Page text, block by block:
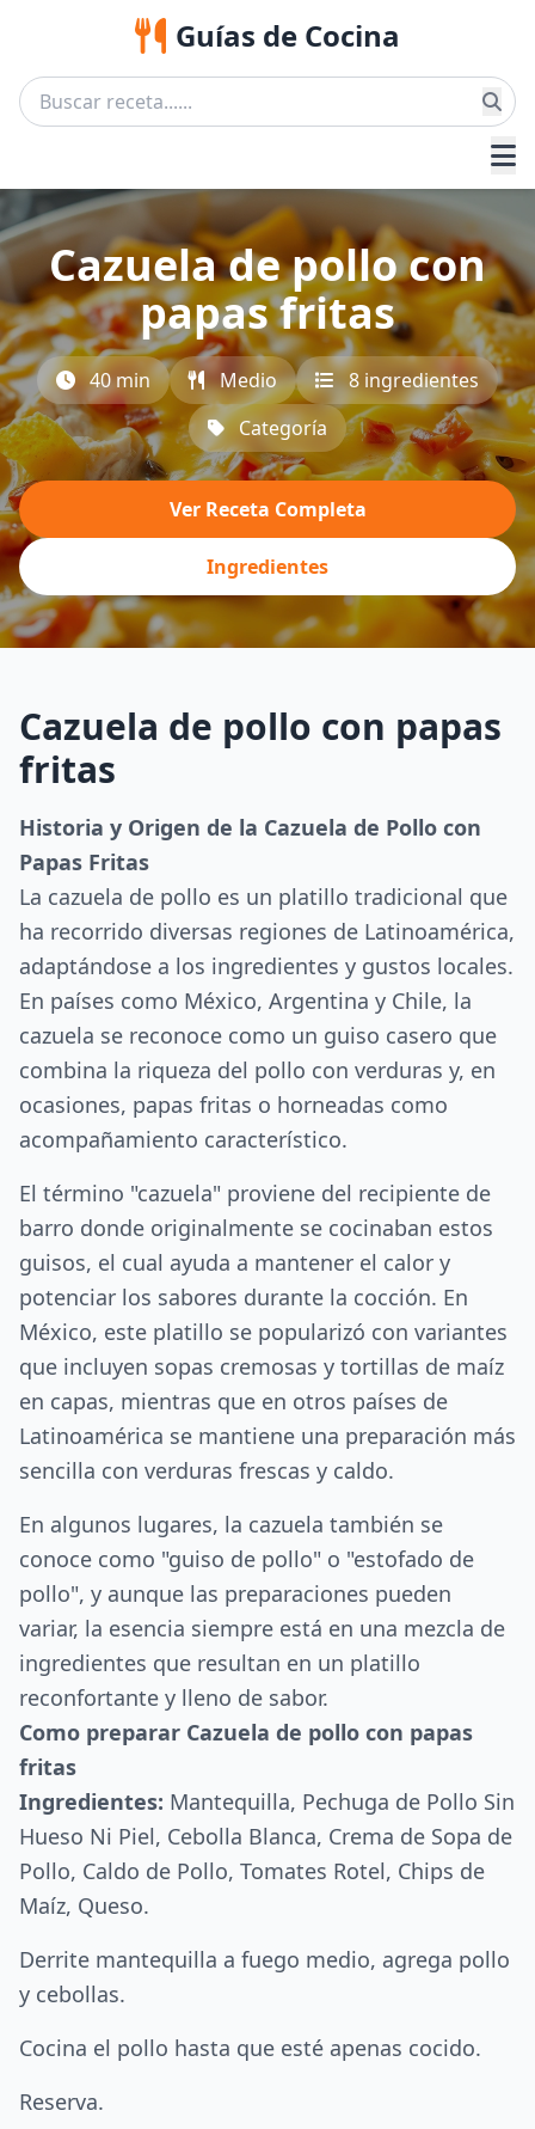
Guías de Cocina
Cazuela de pollo con
papas fritas
40 min Medio
8 ingredientes
Categoría
Ver Receta Completa
Ingredientes
Cazuela de pollo con papas
fritas
Historia y Origen de la Cazuela de Pollo con
Papas Fritas
La cazuela de pollo es un platillo tradicional que
ha recorrido diversas regiones de Latinoamérica,
adaptándose a los ingredientes y gustos locales.
En países como México, Argentina y Chile, la
cazuela se reconoce como un guiso casero que
combina la riqueza del pollo con verduras y, en
ocasiones, papas fritas o horneadas como
acompañamiento característico.
El término "cazuela" proviene del recipiente de
barro donde originalmente se cocinaban estos
guisos, el cual ayuda a mantener el calor y
potenciar los sabores durante la cocción. En
México, este platillo se popularizó con variantes
que incluyen sopas cremosas y tortillas de maíz
en capas, mientras que en otros países de
Latinoamérica se mantiene una preparación más
sencilla con verduras frescas y caldo.
En algunos lugares, la cazuela también se
conoce como "guiso de pollo" o "estofado de
pollo", y aunque las preparaciones pueden
variar, la esencia siempre está en una mezcla de
ingredientes que resultan en un platillo
reconfortante y lleno de sabor.
Como preparar Cazuela de pollo con papas
fritas
Ingredientes: Mantequilla, Pechuga de Pollo Sin
Hueso Ni Piel, Cebolla Blanca, Crema de Sopa de
Pollo, Caldo de Pollo, Tomates Rotel, Chips de
Maíz, Queso.
Derrite mantequilla a fuego medio, agrega pollo
y cebollas.
Cocina el pollo hasta que esté apenas cocido.
Reserva.